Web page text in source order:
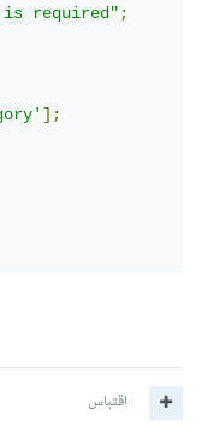
is required";
];
اقتباس